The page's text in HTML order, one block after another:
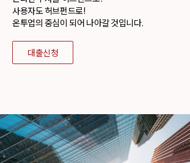
사용자도 허브펀드로!
온투업의 중심이 되어 나아갈 것입니다.
대출신청